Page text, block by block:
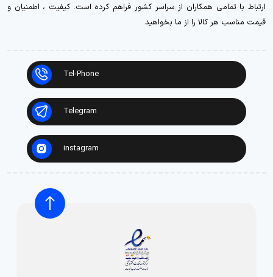
ارتباط با تمامی همکاران از سراسر کشور فراهم کرده است. کیفیت ، اطمنیان و
قیمت مناسب هر کالا را از ما بخواهید.
Tel-Phone
Telegram
instagram